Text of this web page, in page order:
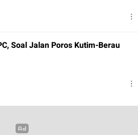
Soal Jalan Poros Kutim-Berau